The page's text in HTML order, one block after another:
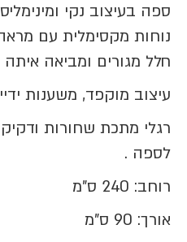
נוחות מקסימלית עם
חלל מגורים ומביאה
עיצוב מוקפד, משענות
רגלי מתכת שחורות
לספה .
רוחב: 240 ס"מ
אורך: 90 ס"מ